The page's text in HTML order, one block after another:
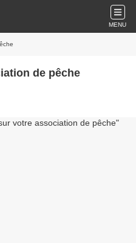
MENU
de pêche